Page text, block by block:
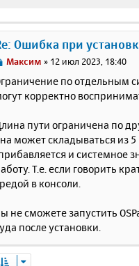
Ошибка при
С
о
б
е
н
е
Максим » 12 июл 2023, 18:40
по отдельным
корректно
пути ограничена по
может складываться из
и системное
Т.е. если говорить
в консоли.
не сможете запустить
после установки.